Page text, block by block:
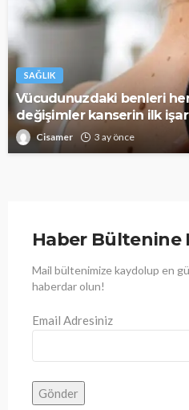
SAĞLIK
Vücudunuzdaki benleri
değişimler kanserin ilk
Cisamer 3 ay önce
Haber Bültenine
Mail bültenimize kaydolup en
haberdar olun!
Email Adresiniz